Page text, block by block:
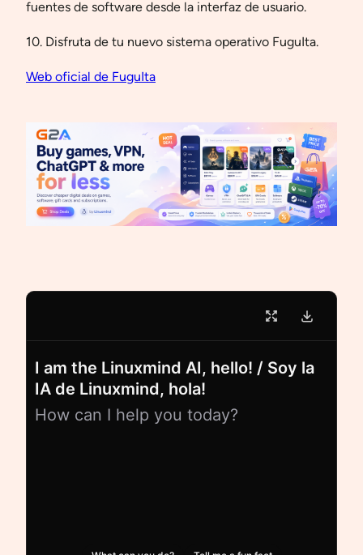
fuentes de software desde la interfaz de usuario.
10. Disfruta de tu nuevo sistema operativo FuguIta.
Web oficial de FuguIta
I am the Linuxmind AI, hello! / Soy la
IA de Linuxmind, hola!
How can I help you today?